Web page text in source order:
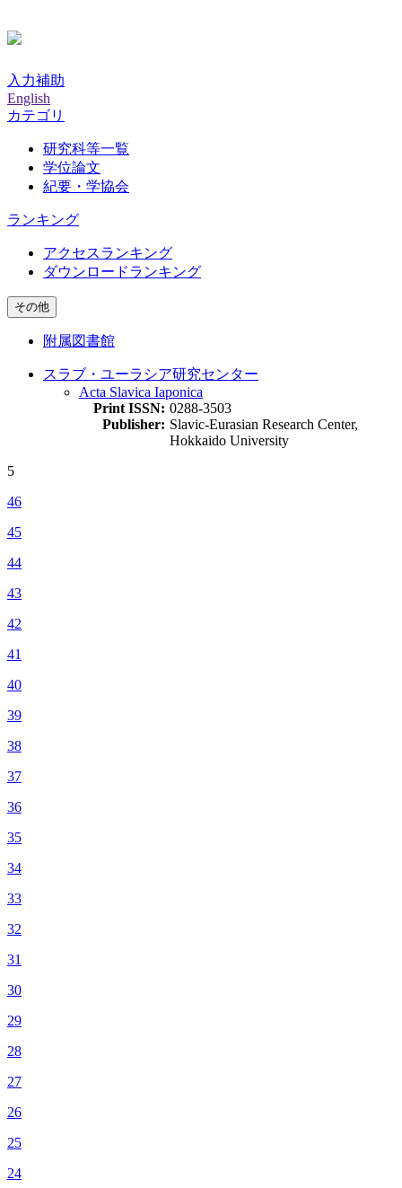
入力補助
English
カテゴリ
研究科等一覧
学位論文
紀要・学協会
ランキング
アクセスランキング
ダウンロードランキング
その他
附属図書館
スラブ・ユーラシア研究センター
Acta Slavica Iaponica
Print ISSN: 0288-3503
Publisher: Slavic-Eurasian Research Center,
Hokkaido University
5
46
45
44
43
42
41
40
39
38
37
36
35
34
33
32
31
30
29
28
27
26
25
24